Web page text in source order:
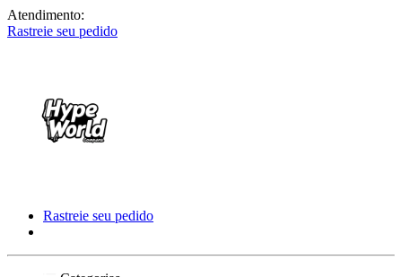
Atendimento:
Rastreie seu pedido
Rastreie seu pedido